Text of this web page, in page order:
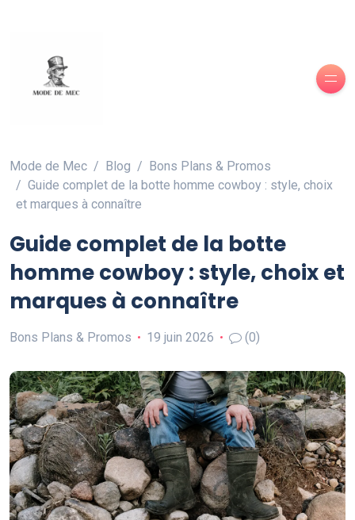
Mode de Mec Blog
Bons Plans & Promos
Guide complet de la botte homme cowboy : style, choix
et marques à connaître
Guide complet de la botte
homme cowboy : style, choix et
marques à connaître
Bons Plans & Promos 19 juin 2026 (0)